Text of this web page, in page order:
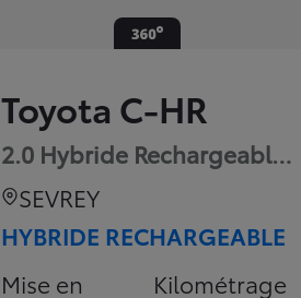
Toyota C-HR
2.0 Hybride Rechargeable
SEVREY
HYBRIDE RECHARGEABLE
Mise en
Kilométrage